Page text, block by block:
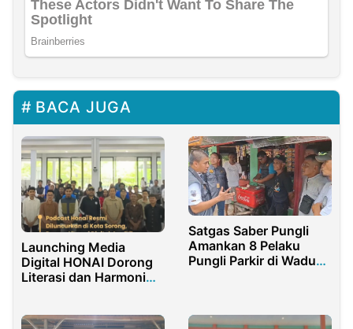
BACA JUGA
Launching Media
Digital HONAI Dorong
Literasi dan Harmoni
Satgas Saber Pungli
Amankan 8 Pelaku
Pungli Parkir di Waduk